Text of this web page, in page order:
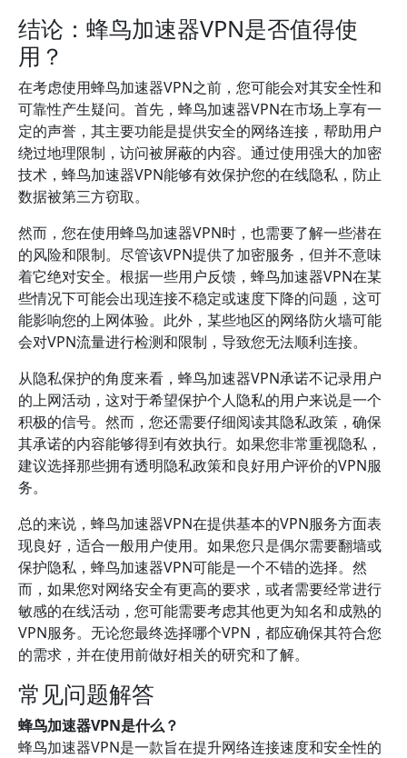
结论：蜂鸟加速器VPN是否值得使
用？
在考虑使用蜂鸟加速器VPN之前，您可能会对其安全性和
可靠性产生疑问。首先，蜂鸟加速器VPN在市场上享有一
定的声誉，其主要功能是提供安全的网络连接，帮助用户
绕过地理限制，访问被屏蔽的内容。通过使用强大的加密
技术，蜂鸟加速器VPN能够有效保护您的在线隐私，防止
数据被第三方窃取。
然而，您在使用蜂鸟加速器VPN时，也需要了解一些潜在
的风险和限制。尽管该VPN提供了加密服务，但并不意味
着它绝对安全。根据一些用户反馈，蜂鸟加速器VPN在某
些情况下可能会出现连接不稳定或速度下降的问题，这可
能影响您的上网体验。此外，某些地区的网络防火墙可能
会对VPN流量进行检测和限制，导致您无法顺利连接。
从隐私保护的角度来看，蜂鸟加速器VPN承诺不记录用户
的上网活动，这对于希望保护个人隐私的用户来说是一个
积极的信号。然而，您还需要仔细阅读其隐私政策，确保
其承诺的内容能够得到有效执行。如果您非常重视隐私，
建议选择那些拥有透明隐私政策和良好用户评价的VPN服
务。
总的来说，蜂鸟加速器VPN在提供基本的VPN服务方面表
现良好，适合一般用户使用。如果您只是偶尔需要翻墙或
保护隐私，蜂鸟加速器VPN可能是一个不错的选择。然
而，如果您对网络安全有更高的要求，或者需要经常进行
敏感的在线活动，您可能需要考虑其他更为知名和成熟的
VPN服务。无论您最终选择哪个VPN，都应确保其符合您
的需求，并在使用前做好相关的研究和了解。
常见问题解答
蜂鸟加速器VPN是什么？
蜂鸟加速器VPN是一款旨在提升网络连接速度和安全性的